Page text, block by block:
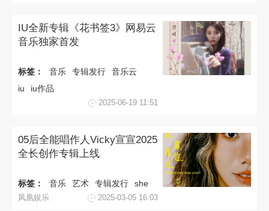
IU全新专辑《花书签3》网易云
音乐独家首发
标签： 音乐 专辑发行
音乐云
iu
iu作品
2025-06-19 11:51
05后全能唱作人Vicky宣宣2025
全长创作专辑上线
标签： 音乐 艺术 专辑发行 she
凤凰娱乐 2025-03-05 16:03